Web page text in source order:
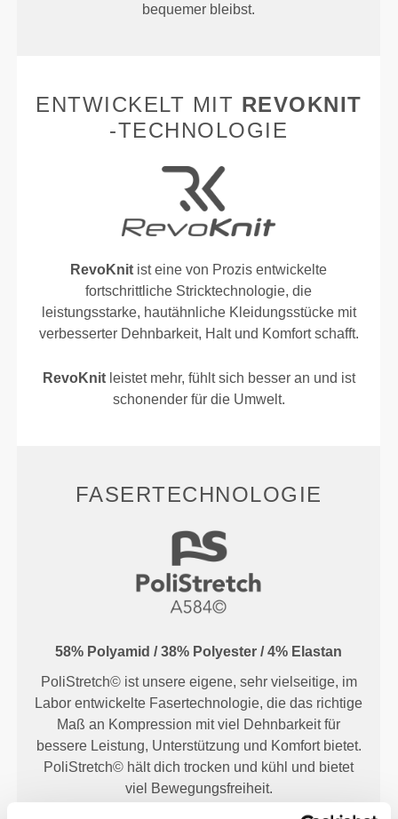
bequemer bleibst.
ENTWICKELT MIT REVOKNIT
-TECHNOLOGIE
RevoKnit ist eine von Prozis entwickelte
fortschrittliche Stricktechnologie, die
leistungsstarke, hautähnliche Kleidungsstücke mit
verbesserter Dehnbarkeit, Halt und Komfort schafft.
RevoKnitleistet mehr, fühlt sich besser an und ist
schonender für die Umwelt.
FASERTECHNOLOGIE
58% Polyamid / 38% Polyester / 4% Elastan
PoliStretch© ist unsere eigene, sehr vielseitige, im
Labor entwickelte Fasertechnologie, die das richtige
Maß an Kompression mit viel Dehnbarkeit für
bessere Leistung, Unterstützung und Komfort bietet.
PoliStretch© hält dich trocken und kühl und bietet
viel Bewegungsfreiheit.